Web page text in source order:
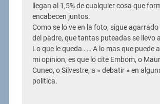
llegan al 1,5% de cualquier cosa que
encabecen juntos.
Como se lo ve en la foto, sigue
del padre, que tantas puteadas se llevo
Lo que le queda…… A lo mas que puede
mi opinion, es que lo cite Embom, o
Cuneo, o Silvestre, a » debatir » en
politica.